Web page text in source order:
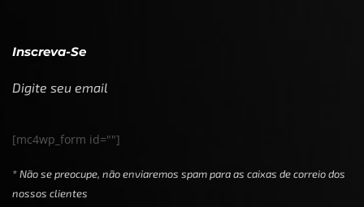
Inscreva-Se
Digite seu email
[mc4wp_form id=""]
* Não se preocupe, não enviaremos spam para as caixas de correio dos
nossos clientes